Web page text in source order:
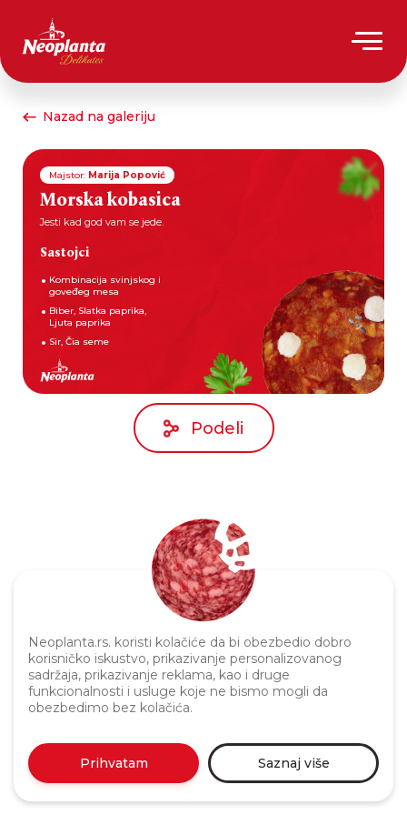
Neoplanta.rs. koristi kolačiće da bi obezbedio dobro
korisničko iskustvo, prikazivanje personalizovanog
sadržaja, prikazivanje reklama, kao i druge
funkcionalnosti i usluge koje ne bismo mogli da
obezbedimo bez kolačića.
Prihvatam Saznaj više
Nazad na galeriju
Majstor: Marija Popović
Morska kobasica
Jesti kad god vam se jede.
Sastojci
Kombinacija svinjskog i
goveđeg mesa
Biber, Slatka paprika,
Ljuta paprika
Sir, Čia seme
Podeli
Politika privatnosti